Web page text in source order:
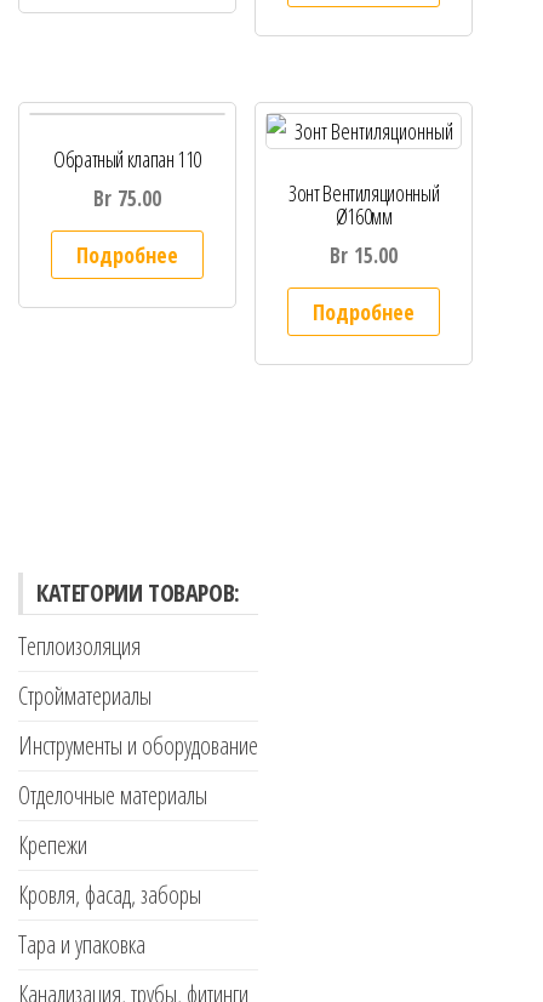
Обратный клапан 110
Br 75.00
Подробнее
Зонт Вентиляционный
Ø160мм
Br 15.00
Подробнее
КАТЕГОРИИ ТОВАРОВ:
Теплоизоляция
Стройматериалы
Инструменты и оборудование
Отделочные материалы
Крепежи
Кровля, фасад, заборы
Тара и упаковка
Канализация, трубы, фитинги